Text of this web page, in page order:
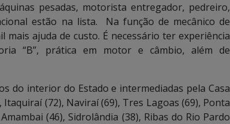
pesadas, motorista entregador, pedreiro,
estão na lista. Na função de mecânico de
ajuda de custo. É necessário ter experiência
“B”, prática em motor e câmbio, além de
do interior do Estado e intermediadas pela Casa
(72), Naviraí (69), Tres Lagoas (69), Ponta
(46), Sidrolândia (38), Ribas do Rio Pardo